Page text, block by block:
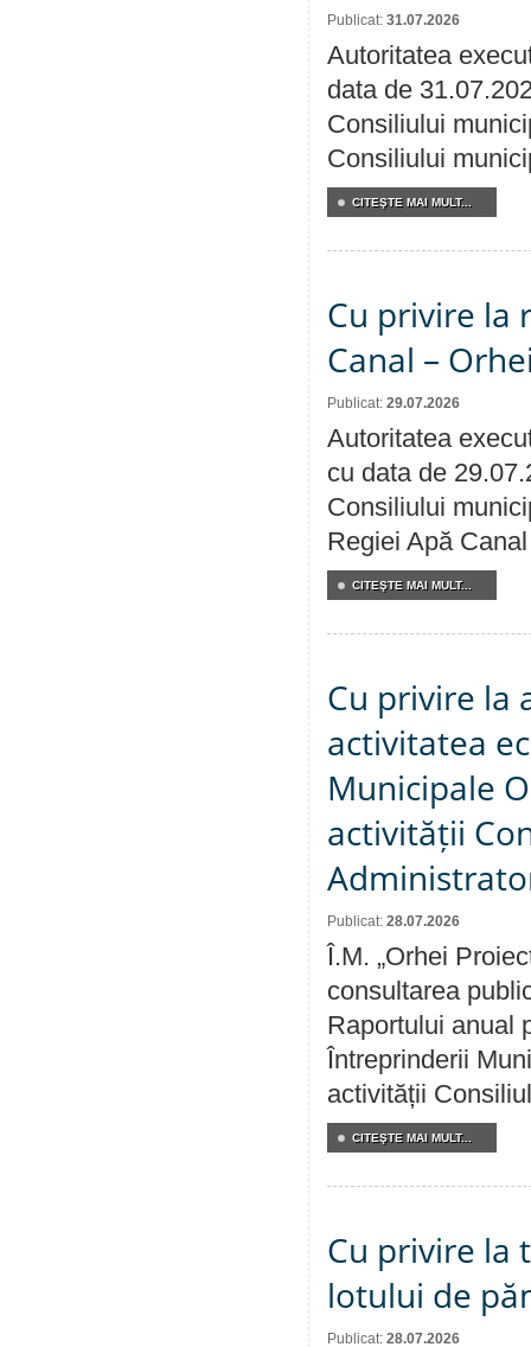
Publicat: 31.07.2026
Autoritatea
data de
Consiliului
Consiliului
CITEŞTE MAI MULT...
Cu privire la
Canal –
Publicat: 29.07.2026
Autoritatea
cu data de
Consiliului
Regiei Apă
CITEŞTE MAI MULT...
Cu privire la
activitatea
Municipale
activității
Publicat: 28.07.2026
Î.M. „Orhei
consultarea
Raportului anual
Întreprinderii
activității
CITEŞTE MAI MULT...
Cu privire la
lotului de
Publicat: 28.07.2026